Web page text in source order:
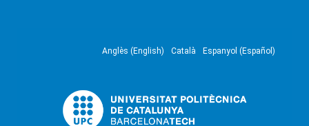
Anglès (English) Català Espanyol (Español)